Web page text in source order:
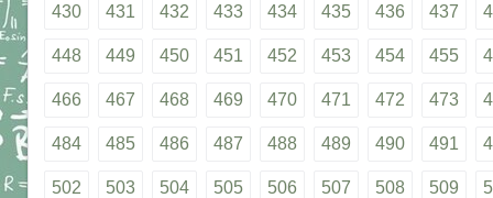
430 431 432 433 434 435 436 437
448 449 450 451 452 453 454 455
466 467 468 469 470 471 472 473
484 485 486 487 488 489 490 491
502 503 504 505 506 507 508 509